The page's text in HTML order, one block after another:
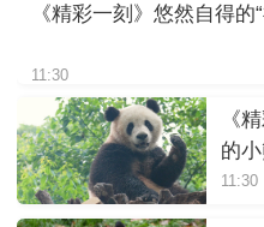
《精彩一刻》悠然自得的
11:30
《
的
11:30